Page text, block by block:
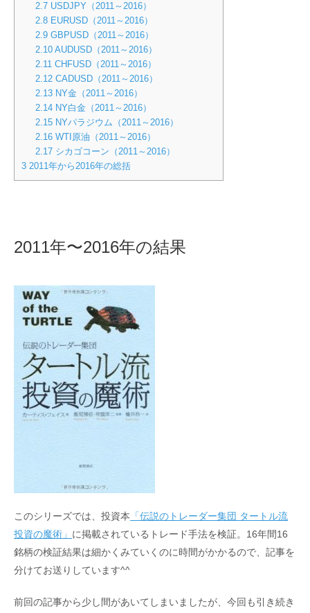
2.7USDJPY（2011～2016）
2.8EURUSD（2011～2016）
2.9GBPUSD（2011～2016）
2.10AUDUSD（2011～2016）
2.11CHFUSD（2011～2016）
2.12CADUSD（2011～2016）
2.13NY金（2011～2016）
2.14NY白金（2011～2016）
2.15NYパラジウム（2011～2016）
2.16WTI原油（2011～2016）
2.17シカゴコーン（2011～2016）
3 2011年から2016年の総括
2011年〜2016年の結果
このシリーズでは、投資本 「伝説のトレーダー集団 タートル流
投資の魔術」 に掲載されているトレード手法を検証。16年間16
銘柄の検証結果は細かくみていくのに時間がかかるので、記事を
分けてお送りしています^^
前回の記事から少し間があいてしまいましたが、今回も引き続き